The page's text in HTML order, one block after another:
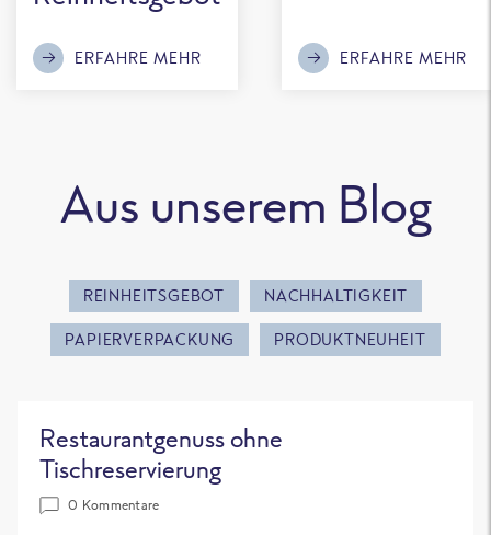
ERFAHRE MEHR ERFAHRE MEHR
Aus unserem Blog
REINHEITSGEBOT NACHHALTIGKEIT
PAPIERVERPACKUNG PRODUKTNEUHEIT
Restaurantgenuss ohne
Tischreservierung
0 Kommentare